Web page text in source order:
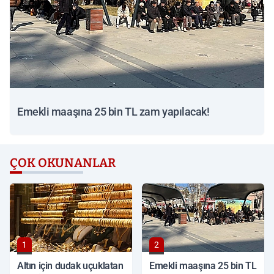
Emekli maaşına 25 bin TL zam yapılacak!
ÇOK OKUNANLAR
1
Altın için dudak uçuklatan
2
Emekli maaşına 25 bin TL